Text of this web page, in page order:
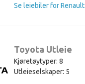
Se leiebiler for Renault
Toyota Utleie
Kjøretøytyper: 8
Utleieselskaper: 5